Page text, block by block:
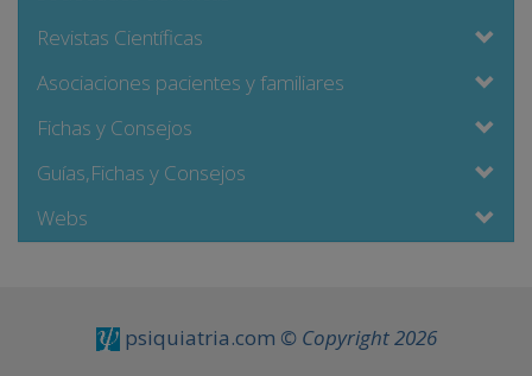
Webs